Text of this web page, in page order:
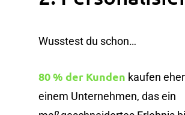
Wusstest du schon…
80 % der Kunden kaufen
einem Unternehmen, das ein